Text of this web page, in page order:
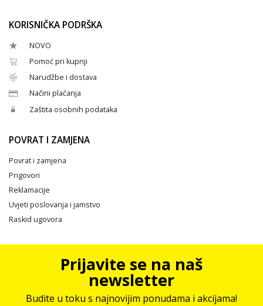
KORISNIČKA PODRŠKA
NOVO
Pomoć pri kupnji
Narudžbe i dostava
Načini plaćanja
Zaštita osobnih podataka
POVRAT I ZAMJENA
Povrat i zamjena
Prigovori
Reklamacije
Uvjeti poslovanja i jamstvo
Raskid ugovora
Prijavite se na naš
newsletter
Budite u toku s najnovijim ponudama i akcijama!